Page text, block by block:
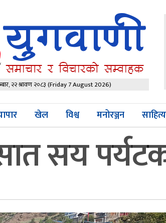
२२ श्रावण २०८३(Friday 7 August 2026)
खेल विश्व मनोरञ्जन
सय